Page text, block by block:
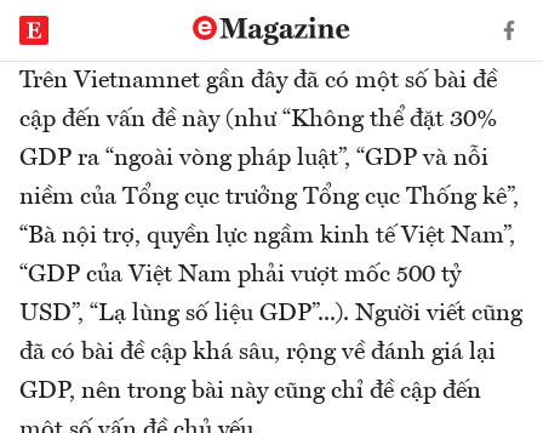
Trên Vietnamnet gần đây đã có một số bài đề
cập đến vấn đề này (như “Không thể đặt 30%
GDP ra “ngoài vòng pháp luật”, “GDP và nỗi
niềm của Tổng cục trưởng Tổng cục Thống kê”,
“Bà nội trợ, quyền lực ngầm kinh tế Việt Nam”,
“GDP của Việt Nam phải vượt mốc 500 tỷ
USD”, “Lạ lùng số liệu GDP”...). Người viết cũng
đã có bài đề cập khá sâu, rộng về đánh giá lại
GDP, nên trong bài này cũng chỉ đề cập đến